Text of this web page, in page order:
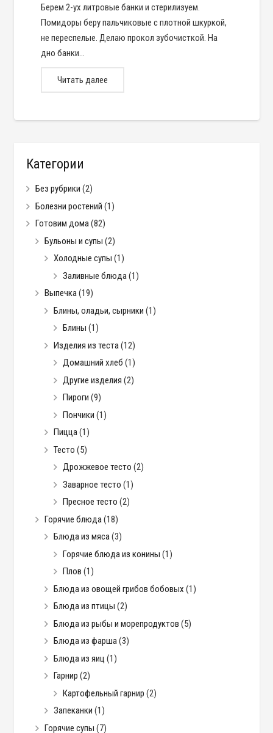
Берем 2-ух литровые банки и стерилизуем.
Помидоры беру пальчиковые с плотной шкуркой,
не переспелые. Делаю прокол зубочисткой. На
дно банки…
Читать далее
Категории
Без рубрики (2)
Болезни ростений (1)
Готовим дома(82)
Бульоны и супы (2)
Холодные супы (1)
Заливные блюда (1)
Выпечка(19)
Блины, оладьи, сырники (1)
Блины (1)
Изделия из теста (12)
Домашний хлеб (1)
Другие изделия (2)
Пироги (9)
Пончики (1)
Пицца(1)
Тесто (5)
Дрожжевое тесто (2)
Заварное тесто (1)
Пресное тесто (2)
Горячие блюда (18)
Блюда из мяса(3)
Горячие блюда из конины (1)
Плов (1)
Блюда из овощей грибов бобовых (1)
Блюда из птицы (2)
Блюда из рыбы и морепродуктов (5)
Блюда из фарша(3)
Блюда из яиц (1)
Гарнир (2)
Картофельный гарнир (2)
Запеканки (1)
Горячие супы (7)